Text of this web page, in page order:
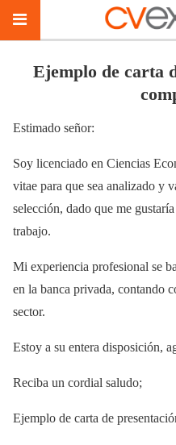
Ejemplo de carta
Estimado señor:
Soy licenciado en Ciencias
vitae para que sea analizado y
selección, dado que me
trabajo.
Mi experiencia profesional se
en la banca privada, contando
sector.
Estoy a su entera disposición,
Reciba un cordial saludo;
Ejemplo de carta de